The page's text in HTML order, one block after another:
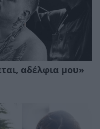
αδέλφια μου»